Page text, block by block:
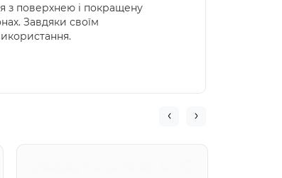
з поверхнею і покращену
Завдяки своїм